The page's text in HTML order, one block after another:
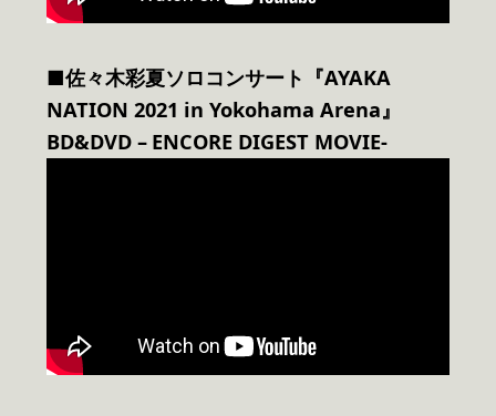
■佐々木彩夏ソロコンサート『AYAKA
NATION 2021 in Yokohama Arena』
BD&DVD – ENCORE DIGEST MOVIE-